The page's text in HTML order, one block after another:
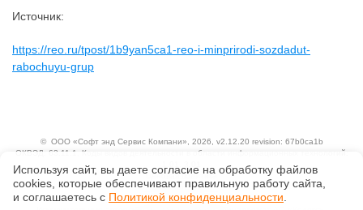
Источник:
https://reo.ru/tpost/1b9yan5ca1-reo-i-minprirodi-sozdadut-
rabochuyu-grup
© ООО «Софт энд Сервис Компани» , 2026, v2.12.20 revision: 67b0ca1b
ОКВЭД: 63.11.1, Коды видов деятельности в области информационных технологий:
Ценовая политика
Технологии
Используя сайт, вы даете согласие на обработку файлов
сооkiеs, которые обеспечивают правильную работу сайта,
и соглашаетесь с Политикой конфиденциальности.